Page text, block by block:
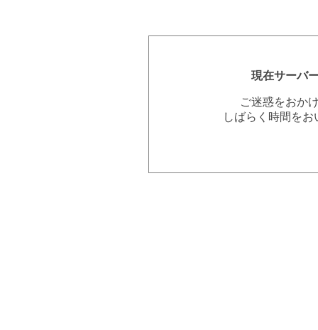
現在サーバ
ご迷惑をおか
しばらく時間を